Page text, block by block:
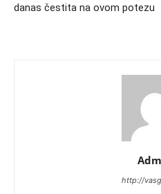
danas čestita na ovom potezu
http://